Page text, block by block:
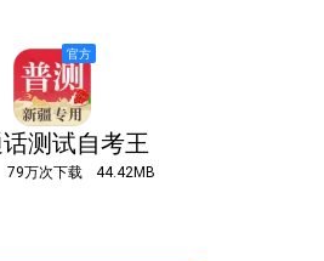
测试自考王
79万次下载 44.42MB